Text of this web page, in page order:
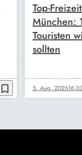
bookmark_border
Top-
München:
Touristen
sollten
5. Aug. 202616:03